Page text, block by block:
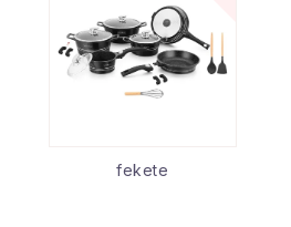
fekete